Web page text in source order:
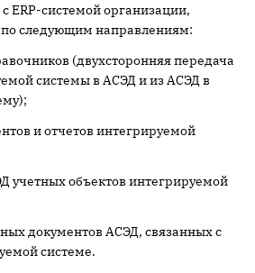
ERP-системой организации,
следующим направлениям:
(двухсторонняя передача
системы в АСЭД и из АСЭД в
и отчетов интегрируемой
учетных объектов интегрируемой
документов АСЭД, связанных с
системе.